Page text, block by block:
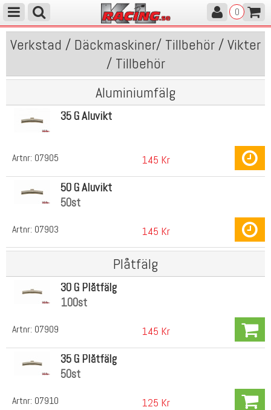
0
Verkstad / Däckmaskiner/ Tillbehör / Vikter
/ Tillbehör
Aluminiumfälg
Artnr: 07905
35 G Aluvikt
145 Kr
Artnr: 07903
50 G Aluvikt
50st
145 Kr
Plåtfälg
Artnr: 07909
30 G Plåtfälg
100st
145 Kr
Artnr: 07910
35 G Plåtfälg
50st
125 Kr